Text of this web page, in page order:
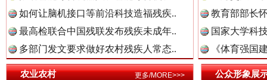
祁连巍巍树丰碑 高回报
如何让脑机接口等前沿科技造福残疾..
最高检联合中国残联发布残疾未成年..
多部门发文要求做好农村残疾人常态..
教育部部长
国家大学科
《体育强国
农业农村 更多/MORE>>> 公众形象展